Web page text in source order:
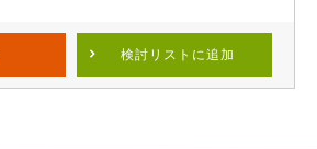
検討リスト に追加